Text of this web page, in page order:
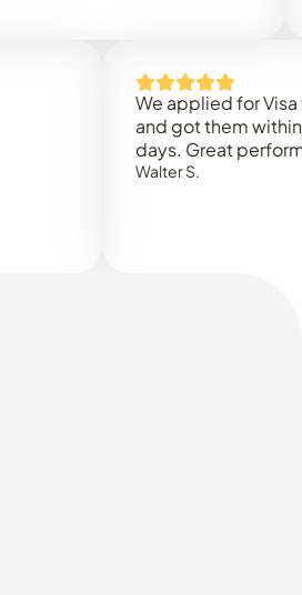
We applied for Visa to
and got them within 3
days. Great performance!
Walter S.